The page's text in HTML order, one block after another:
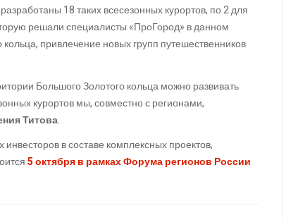
18 таких всесезонных курортов, по 2 для
решали специалисты «ПроГород» в данном
привлечение новых групп путешественников
Большого Золотого кольца можно развивать
курортов мы, совместно с регионами,
Титова.
в составе комплексных проектов,
5 октября в рамках Форума регионов России